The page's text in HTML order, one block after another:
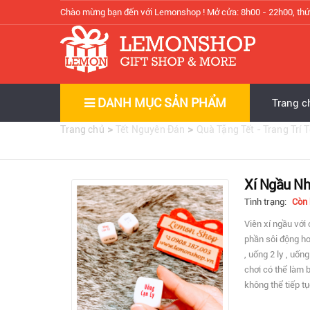
Chào mừng bạn đến với Lemonshop ! Mở cửa: 8h00 - 22h00,
DANH MỤC SẢN PHẨM Trang
Trang chủ >Tết Nguyên Đán > Quà Tặng Tết - Trang Trí
Xí Ngầu
Tình trạng: Còn
Viên xí ngầu với
phần sôi động
, uống 2 ly ,
chơi có thể làm
không thể tiếp